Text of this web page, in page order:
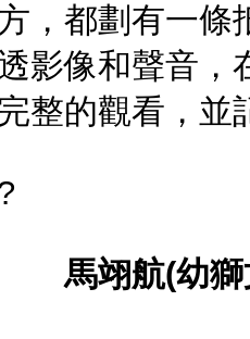
，都劃有一條
影像和聲音，
完整的觀看，並
馬翊航(幼獅